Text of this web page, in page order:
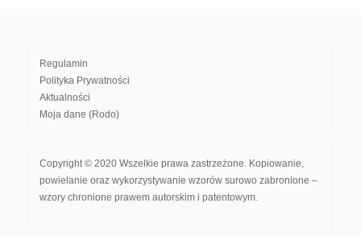
Regulamin
Polityka Prywatności
Aktualności
Moja dane (Rodo)
Copyright © 2020 Wszelkie prawa zastrzeżone. Kopiowanie,
powielanie oraz wykorzystywanie wzorów surowo zabronione –
wzory chronione prawem autorskim i patentowym.